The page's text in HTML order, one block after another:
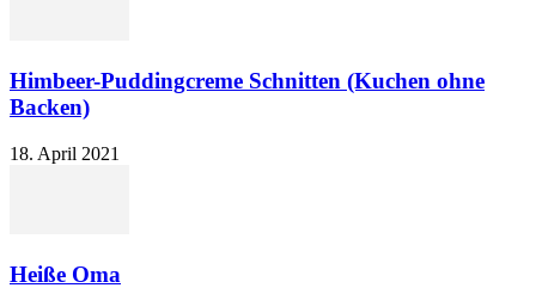
Himbeer-Puddingcreme Schnitten (Kuchen ohne
Backen)
18. April 2021
Heiße Oma